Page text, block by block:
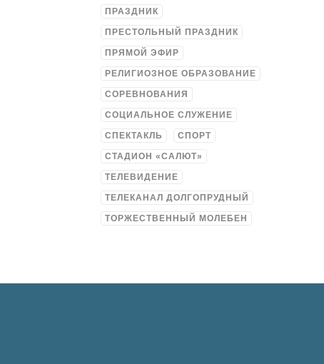
ПРАЗДНИК
ПРЕСТОЛЬНЫЙ ПРАЗДНИК
ПРЯМОЙ ЭФИР
РЕЛИГИОЗНОЕ ОБРАЗОВАНИЕ
СОРЕВНОВАНИЯ
СОЦИАЛЬНОЕ СЛУЖЕНИЕ
СПЕКТАКЛЬ СПОРТ
СТАДИОН «САЛЮТ»
ТЕЛЕВИДЕНИЕ
ТЕЛЕКАНАЛ ДОЛГОПРУДНЫЙ
ТОРЖЕСТВЕННЫЙ МОЛЕБЕН